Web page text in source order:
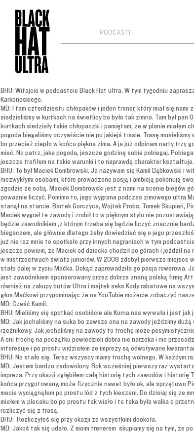
PODCASTY
BHU: Witajcie w podcastcie Black Hat ultra. W tym tygodniu
Karkonoskiego.
MD: I tam czterdziestu chłopaków i jeden trener, który miał się nami
siedzieliśmy w kurtkach na świetlicy bo było tak zimno. Tam był
kurtkach siedziały takie chłopaczki i pamiętam, że w planie miałem
pogoda biegaliśmy oczywiście nie po jakiejś trasie. Trasę musieliśmy
bo przecież ciepło w końcu piękna zima. A ja już odpinam narty trzy
mieć. No patrz, jaka pogoda, jeszcze godzinę sobie pobiegaj.
jeszcze trafiłem na takie warunki i to naprawdę charakter kształtuje.
BHU: To był Maciek Dombrowski. Ja nazywam się Kamil
niezwykłymi osobami, które prowadzone pasją i ambicją pokonują
zgodzie ze sobą. Maciek Dombrowski jest z nami na scenie biegów
poważnie liczyć. Pomimo to, jego wygrana podczas zimowego ultra
stanął na starcie. Bartek Gorczyca, Wojtek Probs, Tomek Skupień,
Maciek wygrał te zawody i zrobił to w pięknym stylu nie
będzie zawodnikiem ,z którym trzeba się będzie liczyć znacznie
biegaczem, ale głównie dlatego żeby dowiedzieć się o jego
już nie raz mnie to spotkało przy innych nagraniach w tym
jeszcze powiem, że Maciek od dziecka chodził po górach i jeździł
w mistrzostwach świata juniorów. W 2008 zdobył pierwsze miejsce
stało dalej w życiu Maćka. Dokąd zaprowadziła go pasja
jest zawodnikiem sponsorowany przez dobrze znaną polską firmę
również na zakupy butów Ultra i majtek seks Kody rabatowe na
głos Maćkowi przypominając że na YouTubie możecie zobaczyć
MD: Cześć Kamil.
BHU: Mieliśmy się spotkać osobiście ale Korna nas wyrwała i jest
MD: Jak jechaliśmy na suka bo zawsze ona na zawody jeździmy
rzeźnikowy. Jak jechaliśmy na zawody to trochę może
A oni trochę na początku powiedzieli dobra nie narzeka i nie
interesuje i po prostu widziałem że imprezy są odwoływane
BHU: No stało się. Teraz wszyscy mamy trochę wolnego. W każdym
MD: Jestem bardzo zadowolony. Rok wcześniej pierwszy raz
impreza. Przy okazji zgłębiłem całą historię tych zawodów i
końca przygotowany, może fizycznie nawet było ok, ale sprzętowo
mecie wyciągnąłem po prostu lód z tych kieszeni. Do dzisiaj się ze
miałem w plecaku bo po prostu tak wiało i to taka była walka o
rozliczyć się z trasą.
BHU: Rozliczyłeś się przy okazji ze wszystkimi dookoła.
MD: Jakoś tak się udało. Z moim trenerem skupiamy się na tym, że